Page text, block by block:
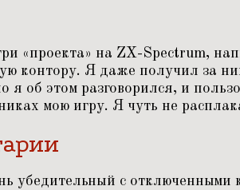
«проекта» на ZX-Spectrum,
контору. Я даже получил за
я об этом разговорился, и
мою игру. Я чуть не
убедительный с отключенными